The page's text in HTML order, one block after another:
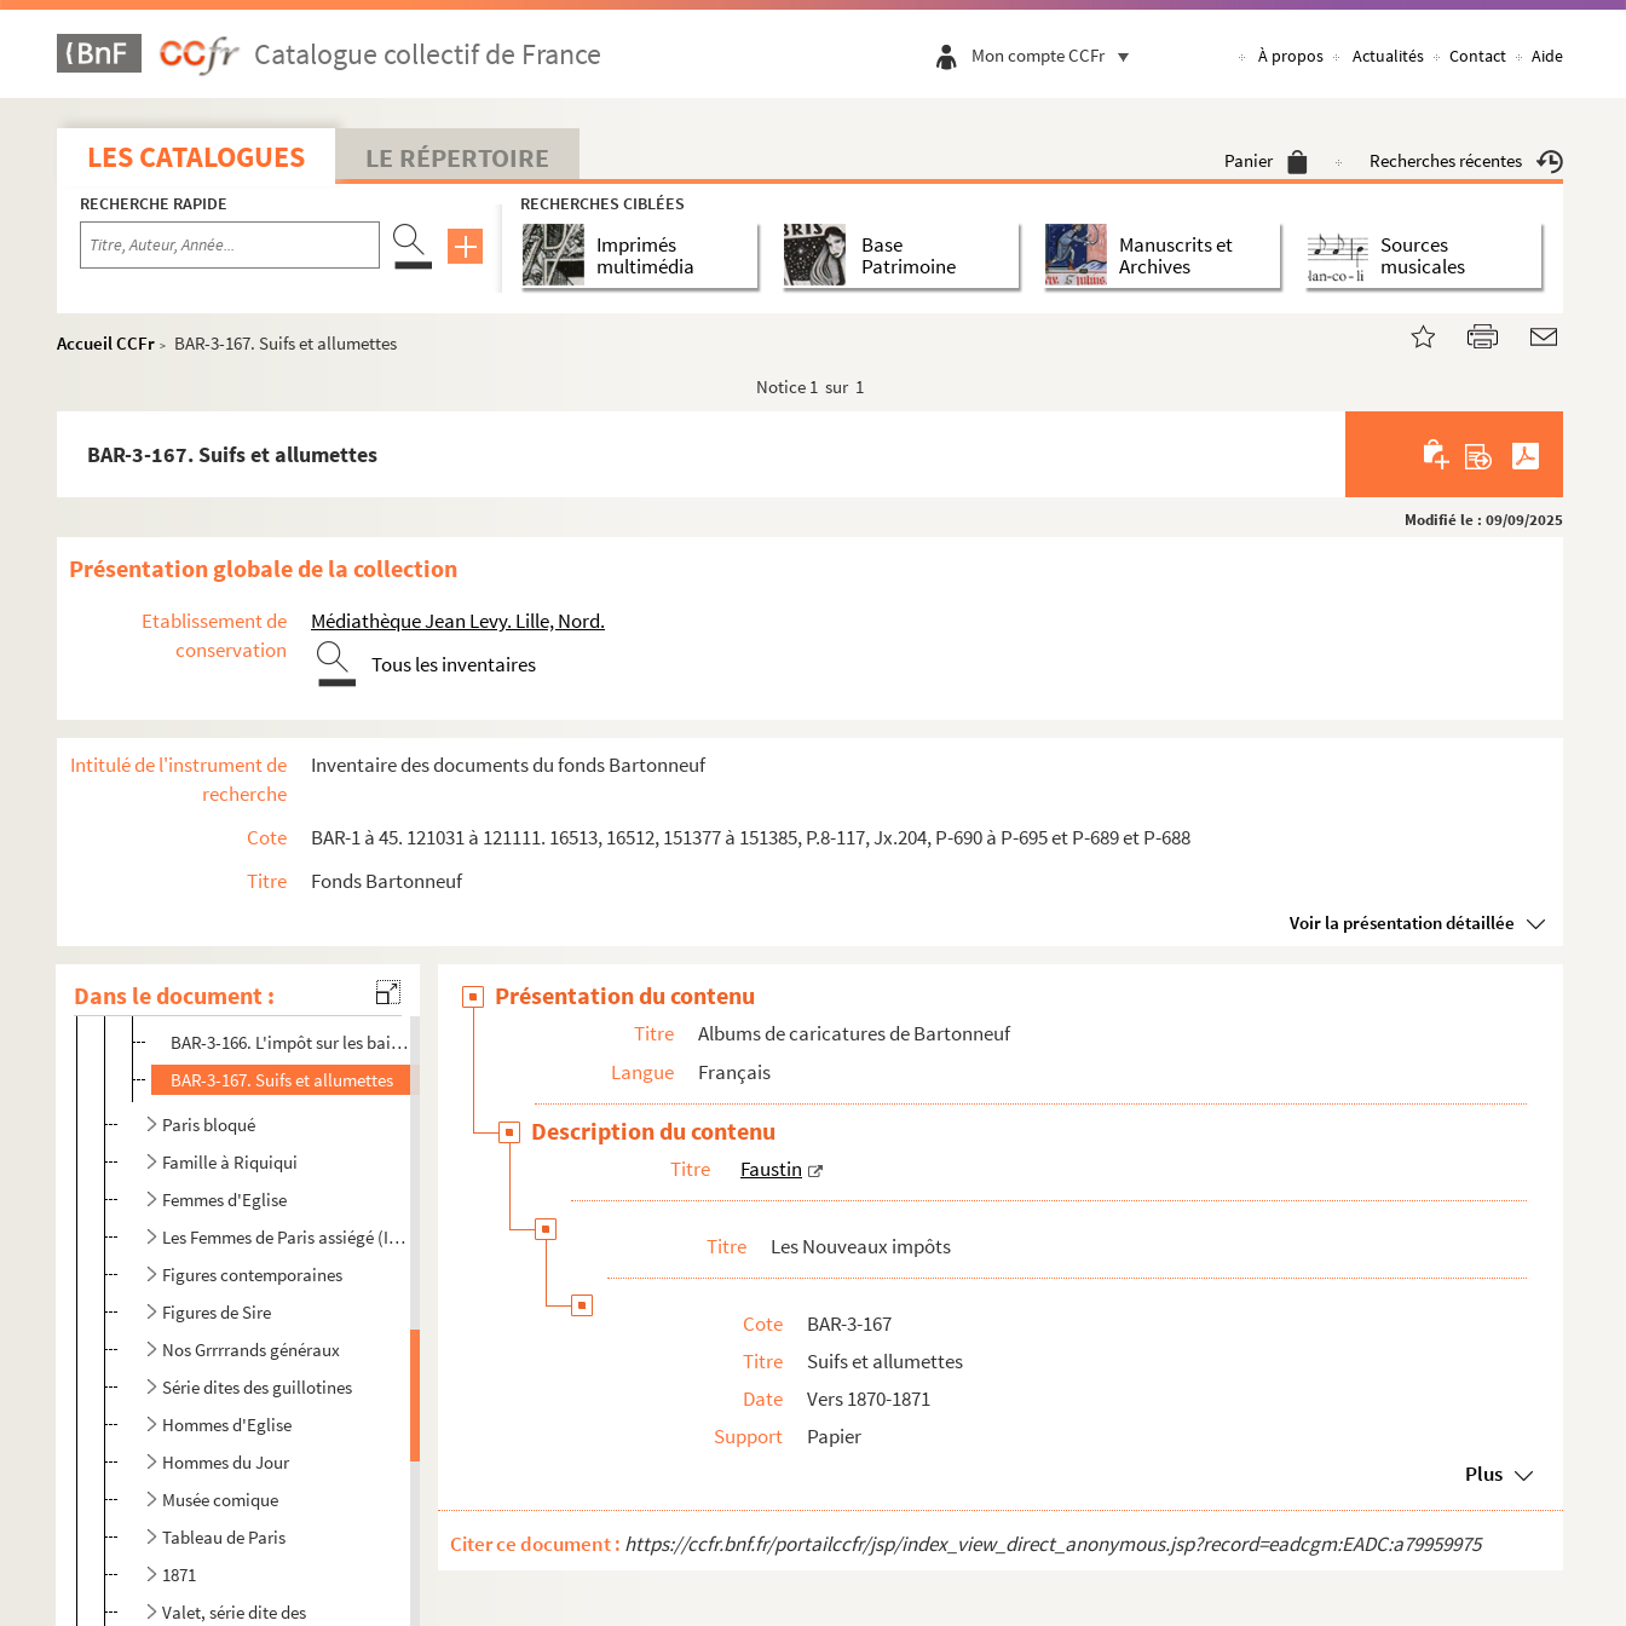
Catalogue collectif de France Mon compte CCFr À propos Actualités Contact Aide
LES CATALOGUES LE RÉPERTOIRE Panier Recherches récentes
RECHERCHE RAPIDE RECHERCHES CIBLÉES
Imprimés
multimédia
Base
Patrimoine
Manuscrits et
Archives
Sources
musicales
Accueil CCFr >
BAR-3-167. Suifs et allumettes
Notice 1 sur 1
BAR-3-167. Suifs et allumettes
Modifié le : 09/09/2025
Présentation globale de la collection
Etablissement de
conservation
Médiathèque Jean Levy. Lille, Nord.
Tous les inventaires
Intitulé de l'instrument de
recherche
Inventaire des documents du fonds Bartonneuf
Cote
BAR-1 à 45. 121031 à 121111. 16513, 16512, 151377 à 151385, P.8-117, Jx.204, P-690 à P-695 et P-689 et P-688
Titre
Fonds Bartonneuf
Voir la présentation détaillée
Dans le document :
Corseaux
Cottin
Danzanvilliers
Darré
Deforest et César (éditeurs)
Demare, H.
Derviller R.
A. Doteul
Dron, H.
Dron, H.
Dupendant
E.D.
E.E.
Musée-homme ou Jardin des Bêtes
Les Nouveaux impôts
BAR-3-162. L'impôt forcé sur les fusils de chasse
BAR-3-164. L'impôt sur les voitures
BAR-3-165. L'impôt sur les chats
BAR-3-166. L'impôt sur les baisers
BAR-3-167. Suifs et allumettes
Paris bloqué
Famille à Riquiqui
Femmes d'Eglise
Les Femmes de Paris assiégé (Idylles et épopée)
Figures contemporaines
Figures de Sire
Nos Grrrrands généraux
Série dites des guillotines
Hommes d'Eglise
Hommes du Jour
Musée comique
Tableau de Paris
1871
Valet, série dite des
Présentation du contenu
Titre
Albums de caricatures de Bartonneuf
Langue
Français
Description du contenu
Titre Faustin
Titre Les Nouveaux impôts
Cote
BAR-3-167
Titre
Suifs et allumettes
Date
Vers 1870-1871
Support
Papier
Plus
Citer ce document : https://ccfr.bnf.fr/portailccfr/jsp/index_view_direct_anonymous.jsp?record=eadcgm:EADC:a79959975